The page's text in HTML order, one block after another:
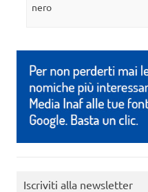
nero
Iscriviti alla newsletter